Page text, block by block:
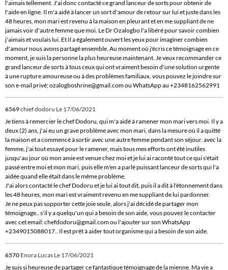
l'aimais tellement. J'ai donc contacté ce grand lanceur de sorts pour obtenir de
l'aide en ligne. Il m'a aidé à lancer un sort d'amour de retour sur lui et juste dans les
48 heures, mon mari est revenu à la maison en pleurant et en me suppliant de ne
jamais voir d'autre femme que moi. Le Dr Ozalogbo l'a libéré pour savoir combien
j'aimais et voulais lui. Et Il a également ouvert les yeux pour imaginer combien
d'amour nous avons partagé ensemble. Au moment où j'écris ce témoignage en ce
moment, je suis la personne la plus heureuse maintenant. Je veux recommander ce
grand lanceur de sorts à tous ceux qui ont vraiment besoin d'une solution urgente
à une rupture amoureuse ou à des problèmes familiaux, vous pouvez le joindre sur
son e-mail privé; ozalogboshrine@gmail.com ou WhatsApp au +2348162562991
6569chief dodoru Le 17/06/2021
Je tiens à remercier le chef Dodoru, qui m'a aidé à ramener mon mari vers moi. Il y a
deux (2) ans, j'ai eu un grave problème avec mon mari, dans la mesure où il a quitté
la maison et a commencé à sortir avec une autre femme pendant son séjour. avec la
femme, j'ai tout essayé pour le ramener, mais tous mes efforts ont été inutiles
jusqu'au jour où mon amie est venue chez moi et je lui ai raconté tout ce qui s'était
passé entre moi et mon mari, puis elle m'en a parlé puissant lanceur de sorts qui l'a
aidée quand elle était dans le même problème.
J'ai alors contacté le chef Dodoru et je lui ai tout dit, puis il a dit à l'étonnement dans
les 48 heures, mon mari est vraiment revenu en me suppliant de lui pardonner.
Je ne peux pas supporter cette joie seule, alors j'ai décidé de partager mon
témoignage.. s'il y a quelqu'un qui a besoin de son aide, vous pouvez le contacter
avec cet email: chefdodoru@gmail.com ou l'ajouter sur son WhatsApp
+2349015088017.. Il est prêt à aider tout organisme qui a besoin de son aide.
6570 Enora Lucas Le 17/06/2021
Je suis si heureuse de partager ce fantastique témoignage de la mienne. Ma vie a